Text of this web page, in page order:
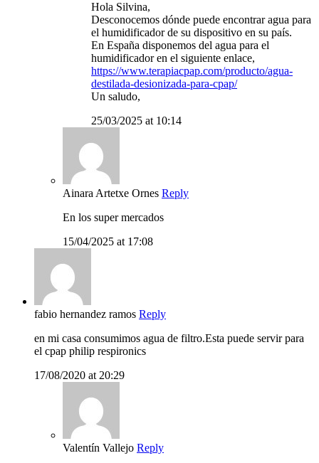
Hola Silvina,
Desconocemos dónde puede encontrar agua para
el humidificador de su dispositivo en su país.
En España disponemos del agua para el
humidificador en el siguiente enlace,
https://www.terapiacpap.com/producto/agua-
destilada-desionizada-para-cpap/
Un saludo,
25/03/2025 at 10:14
Ainara Artetxe Ornes Reply
En los super mercados
15/04/2025 at 17:08
fabio hernandez ramos Reply
en mi casa consumimos agua de filtro.Esta puede servir para
el cpap philip respironics
17/08/2020 at 20:29
Valentín Vallejo Reply